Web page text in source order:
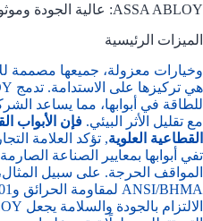
ASSA ABLOY: عالية الجودة وموثوقة
الميزات الرئيسية
وخيارات معزولة، جميعها مصممة
للطاقة في أبوابها، مما يساعد
مع تقليل الأثر البيئي. فإن الأبواب
القطاعية العلوية, تؤكد العلامة
تفي أبوابها بمعايير الصناعة
المواقف الحرجة. على سبيل المثال،